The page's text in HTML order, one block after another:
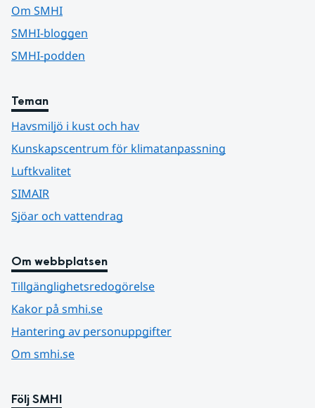
Om SMHI
SMHI-bloggen
SMHI-podden
Teman
Havsmiljö i kust och hav
Kunskapscentrum för klimatanpassning
Luftkvalitet
SIMAIR
Sjöar och vattendrag
Om webbplatsen
Tillgänglighetsredogörelse
Kakor på smhi.se
Hantering av personuppgifter
Om smhi.se
Följ SMHI